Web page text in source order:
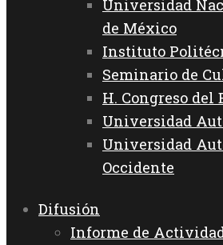
Universidad
de México
Instituto
Seminario de
H. Congreso del
Universidad
Universidad
Occidente
Difusión
Informe de